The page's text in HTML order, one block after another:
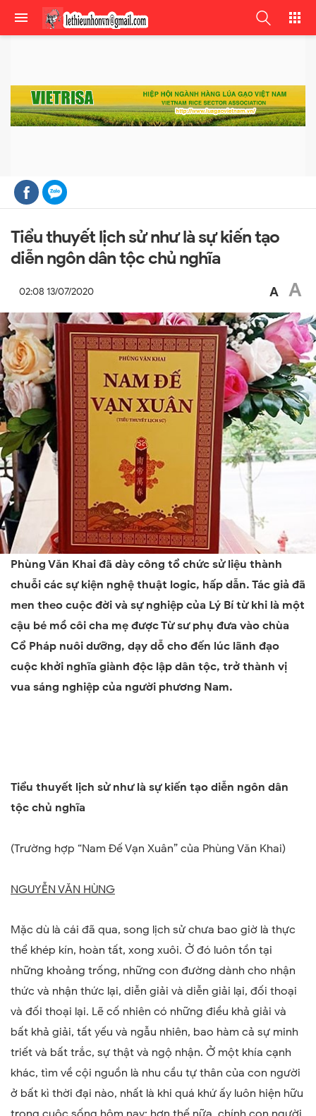
Tiểu thuyết lịch sử như là sự kiến tạo
diễn ngôn dân tộc chủ nghĩa
02:08 13/07/2020 A A
Phùng Văn Khai đã dày công tổ chức sử liệu thành
chuỗi các sự kiện nghệ thuật logic, hấp dẫn. Tác giả đã
men theo cuộc đời và sự nghiệp của Lý Bí từ khi là một
cậu bé mồ côi cha mẹ được Từ sư phụ đưa vào chùa
Cổ Pháp nuôi dưỡng, dạy dỗ cho đến lúc lãnh đạo
cuộc khởi nghĩa giành độc lập dân tộc, trở thành vị
vua sáng nghiệp của người phương Nam.
Tiểu thuyết lịch sử như là sự kiến tạo diễn ngôn dân
tộc chủ nghĩa
(Trường hợp “Nam Đế Vạn Xuân” của Phùng Văn Khai)
NGUYỄN VĂN HÙNG
Mặc dù là cái đã qua, song lịch sử chưa bao giờ là thực
thể khép kín, hoàn tất, xong xuôi. Ở đó luôn tồn tại
những khoảng trống, những con đường dành cho nhận
thức và nhận thức lại, diễn giải và diễn giải lại, đối thoại
và đối thoại lại. Lẽ cố nhiên có những điều khả giải và
bất khả giải, tất yếu và ngẫu nhiên, bao hàm cả sự minh
triết và bất trắc, sự thật và ngộ nhận. Ở một khía cạnh
khác, tìm về cội nguồn là nhu cầu tự thân của con người
ở bất kì thời đại nào, nhất là khi quá khứ ấy luôn hiện hữu